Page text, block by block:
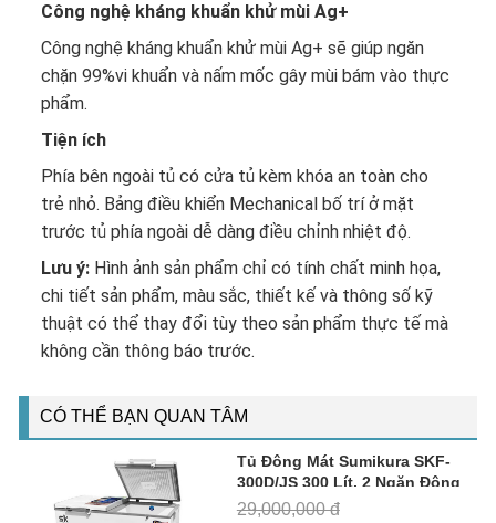
Công nghệ kháng khuẩn khử mùi Ag+
Công nghệ kháng khuẩn khử mùi Ag+ sẽ giúp ngăn
chặn 99%vi khuẩn và nấm mốc gây mùi bám vào thực
phẩm.
Tiện ích
Phía bên ngoài tủ có cửa tủ kèm khóa an toàn cho
trẻ nhỏ. Bảng điều khiển Mechanical bố trí ở mặt
trước tủ phía ngoài dễ dàng điều chỉnh nhiệt độ.
Lưu ý: Hình ảnh sản phẩm chỉ có tính chất minh họa,
chi tiết sản phẩm, màu sắc, thiết kế và thông số kỹ
thuật có thể thay đổi tùy theo sản phẩm thực tế mà
không cần thông báo trước.
CÓ THỂ BẠN QUAN TÂM
Tủ Đông Mát Sumikura SKF-
300D/JS 300 Lít, 2 Ngăn Đông
Mát
29,000,000 đ